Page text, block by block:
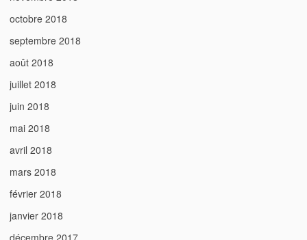
octobre 2018
septembre 2018
août 2018
juillet 2018
juin 2018
mai 2018
avril 2018
mars 2018
février 2018
janvier 2018